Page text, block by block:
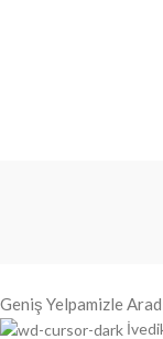
Geniş Yelpamizle